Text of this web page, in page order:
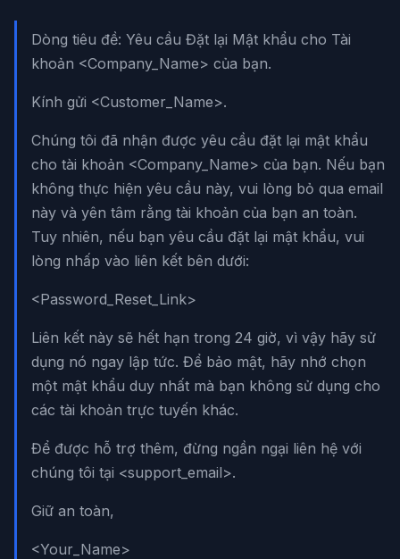
Dòng tiêu đề: Yêu cầu Đặt lại Mật khẩu cho Tài
khoản <Company_Name> của bạn.
Kính gửi <Customer_Name>.
Chúng tôi đã nhận được yêu cầu đặt lại mật khẩu
cho tài khoản <Company_Name> của bạn. Nếu bạn
không thực hiện yêu cầu này, vui lòng bỏ qua email
này và yên tâm rằng tài khoản của bạn an toàn.
Tuy nhiên, nếu bạn yêu cầu đặt lại mật khẩu, vui
lòng nhấp vào liên kết bên dưới:
<Password_Reset_Link>
Liên kết này sẽ hết hạn trong 24 giờ, vì vậy hãy sử
dụng nó ngay lập tức. Để bảo mật, hãy nhớ chọn
một mật khẩu duy nhất mà bạn không sử dụng cho
các tài khoản trực tuyến khác.
Để được hỗ trợ thêm, đừng ngần ngại liên hệ với
chúng tôi tại <support_email>.
Giữ an toàn,
<Your_Name>